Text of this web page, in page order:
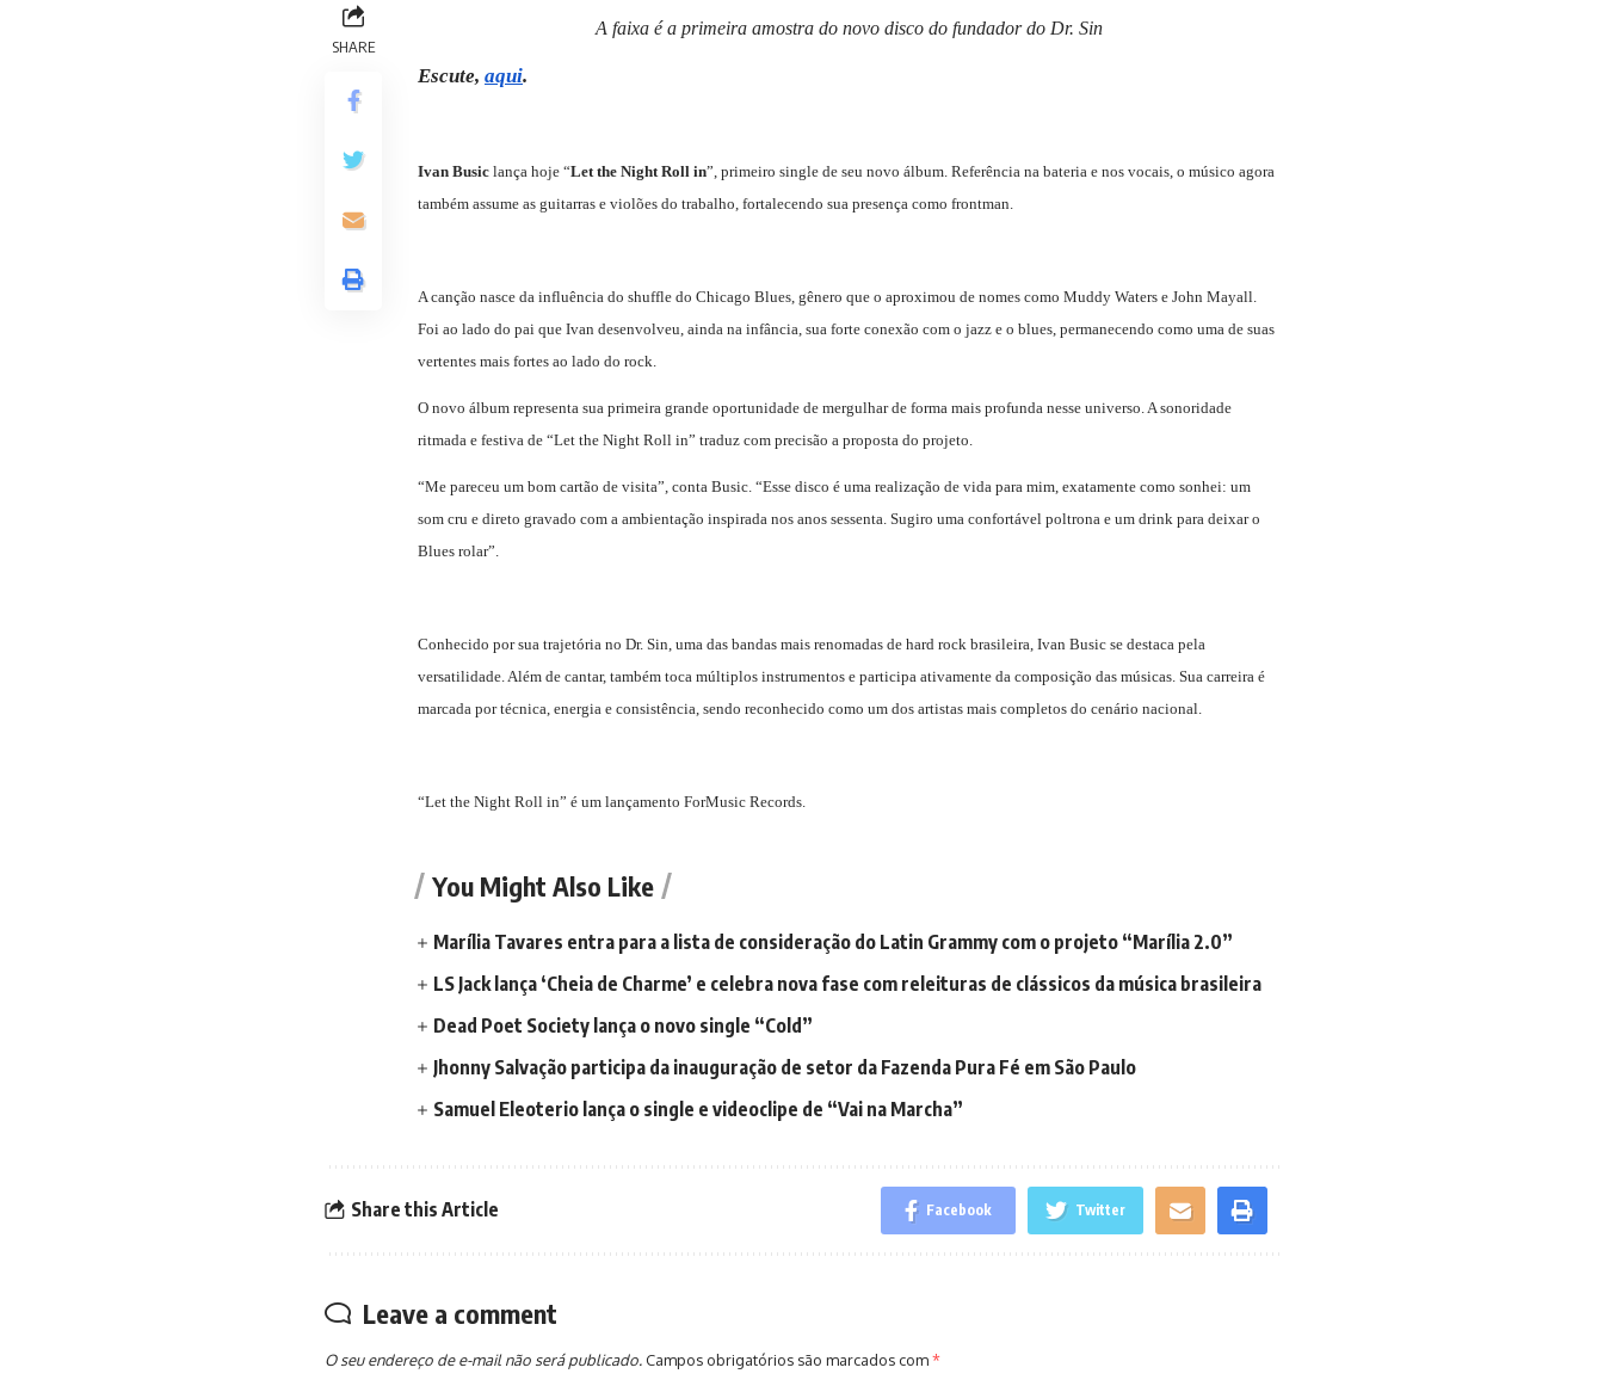
SHARE
A faixa é a primeira amostra do novo disco do fundador do Dr. Sin
Escute, aqui.
Ivan Busic lança hoje “Let the Night Roll in”, primeiro single de seu novo álbum. Referência na bateria e nos vocais, o músico agora
também assume as guitarras e violões do trabalho, fortalecendo sua presença como frontman.
A canção nasce da influência do shuffle do Chicago Blues, gênero que o aproximou de nomes como Muddy Waters e John Mayall.
Foi ao lado do pai que Ivan desenvolveu, ainda na infância, sua forte conexão com o jazz e o blues, permanecendo como uma de suas
vertentes mais fortes ao lado do rock.
O novo álbum representa sua primeira grande oportunidade de mergulhar de forma mais profunda nesse universo. A sonoridade
ritmada e festiva de “Let the Night Roll in” traduz com precisão a proposta do projeto.
“Me pareceu um bom cartão de visita”, conta Busic. “Esse disco é uma realização de vida para mim, exatamente como sonhei: um
som cru e direto gravado com a ambientação inspirada nos anos sessenta. Sugiro uma confortável poltrona e um drink para deixar o
Blues rolar”.
Conhecido por sua trajetória no Dr. Sin, uma das bandas mais renomadas de hard rock brasileira, Ivan Busic se destaca pela
versatilidade. Além de cantar, também toca múltiplos instrumentos e participa ativamente da composição das músicas. Sua carreira é
marcada por técnica, energia e consistência, sendo reconhecido como um dos artistas mais completos do cenário nacional.
“Let the Night Roll in” é um lançamento ForMusic Records.
You Might Also Like
Marília Tavares entra para a lista de consideração do Latin Grammy com o projeto “Marília 2.0”
LS Jack lança ‘Cheia de Charme’ e celebra nova fase com releituras de clássicos da música brasileira
Dead Poet Society lança o novo single “Cold”
Jhonny Salvação participa da inauguração de setor da Fazenda Pura Fé em São Paulo
Samuel Eleoterio lança o single e videoclipe de “Vai na Marcha”
Share this Article Facebook Twitter
Leave a comment
O seu endereço de e-mail não será publicado. Campos obrigatórios são marcados com*